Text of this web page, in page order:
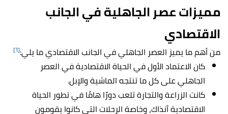
مميزات عصر الجاهلية في الجانب
الاقتصادي
من أهم ما يميز العصر الجاهلي في الجانب الاقتصادي ما يلي:[٦]
كان الاعتماد الأول في الحياة الاقتصادية في العصر
الجاهلي على كل ما تنتجه الماشية والإبل.
كانت الزراعة والتجارة تلعب دورًا هامًا في تطور الحياة
الاقتصادية آنذاك، وخاصة الرحلات التي كانوا يقومون